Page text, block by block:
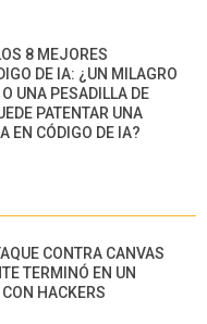
8 MEJORES
DE IA: ¿UN MILAGRO
UNA PESADILLA DE
PATENTAR UNA
EN CÓDIGO DE IA?
CONTRA CANVAS
TERMINÓ EN UN
HACKERS